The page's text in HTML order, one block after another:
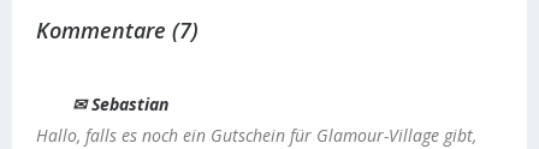
Kommentare (7)
✉ Sebastian
Hallo, falls es noch ein Gutschein für Glamour-Village gibt,